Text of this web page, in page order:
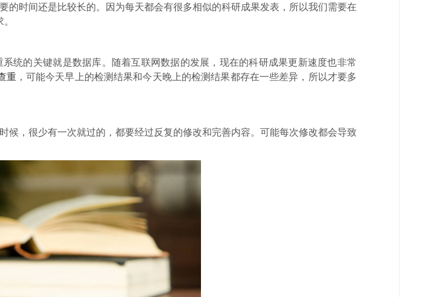
的时间还是比较长的。因为每天都会有很多相似的科研成果发表，所以我们需要在
统的关键就是数据库。随着互联网数据的发展，现在的科研成果更新速度也非常
重，可能今天早上的检测结果和今天晚上的检测结果都存在一些差异，所以才要多
候，很少有一次就过的，都要经过反复的修改和完善内容。可能每次修改都会导致